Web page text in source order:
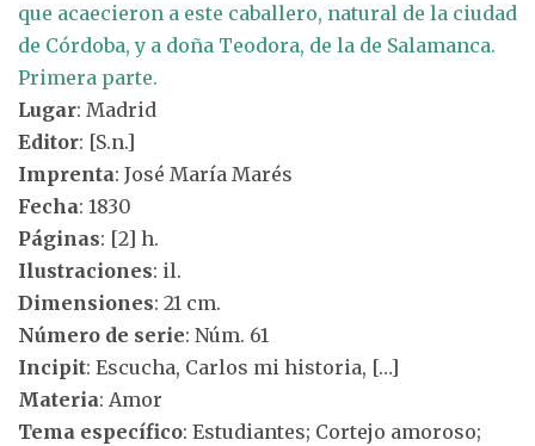
que acaecieron a este caballero, natural de la ciudad
de Córdoba, y a doña Teodora, de la de Salamanca.
Primera parte.
Lugar: Madrid
Editor: [S.n.]
Imprenta: José María Marés
Fecha: 1830
Páginas: [2] h.
Ilustraciones: il.
Dimensiones: 21 cm.
Número de serie: Núm. 61
Incipit: Escucha, Carlos mi historia, […]
Materia: Amor
Tema específico: Estudiantes; Cortejo amoroso;